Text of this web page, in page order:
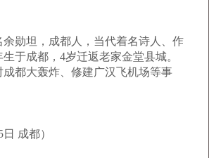
坦，成都人，当代着名诗人、作
于成都，4岁迁返老家金堂县城。
成都大轰炸、修建广汉飞机场等事
成都）